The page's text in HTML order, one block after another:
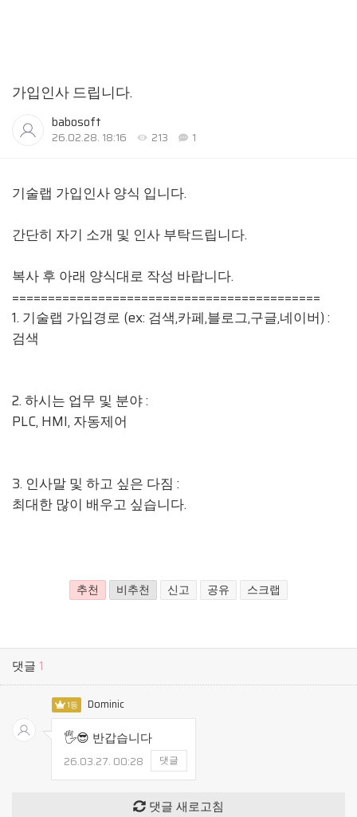
가입인사 드립니다.
babosoft
26.02.28. 18:16 213 1
기술랩 가입인사 양식 입니다.
간단히 자기 소개 및 인사 부탁드립니다.
복사 후 아래 양식대로 작성 바랍니다.
===========================================
1. 기술랩 가입경로 (ex: 검색,카페,블로그,구글,네이버) :
검색
2. 하시는 업무 및 분야 :
PLC, HMI, 자동제어
3. 인사말 및 하고 싶은 다짐 :
최대한 많이 배우고 싶습니다.
추천 비추천 신고 공유 스크랩
댓글 1
1등 Dominic
🖐😎 반갑습니다
26.03.27. 00:28 댓글
댓글 새로고침